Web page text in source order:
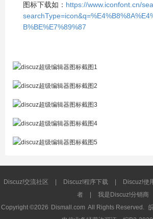
图标下载如： https://www.iconfont.cn/
B%BE%E7%89%87
Discuz!交流社区 Discuz!程序下载 Discuz!使
者
我是Discuz!分销商
Copyright ©2026 Dismall.com All Rights Reserved.